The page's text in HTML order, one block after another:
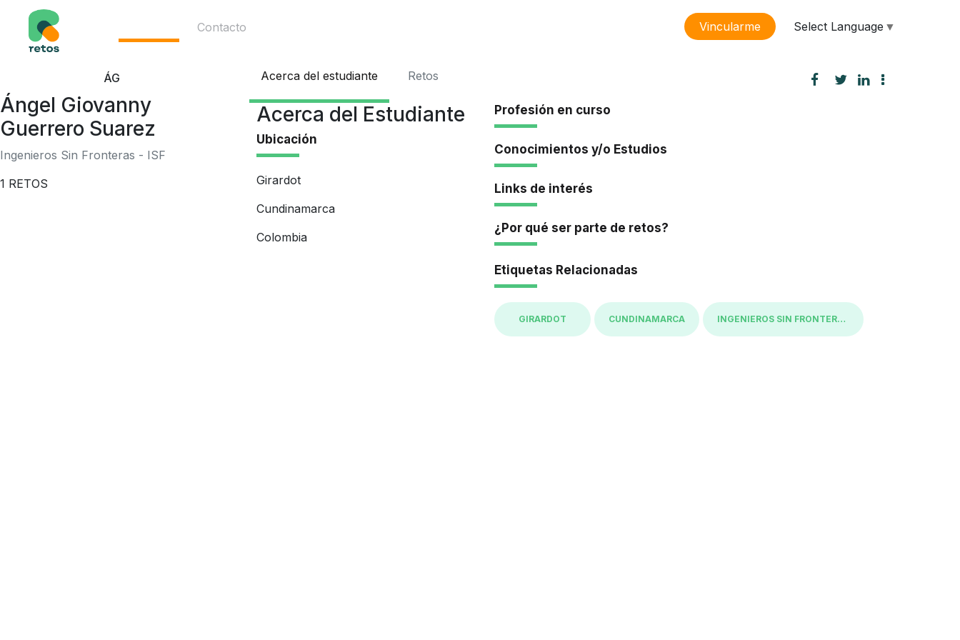
Contacto Vincularme Select Language ▼
ÁG
Ángel Giovanny
Guerrero Suarez
Ingenieros Sin Fronteras - ISF
1 RETOS
Acerca del estudiante Retos
Acerca del Estudiante
Ubicación
Girardot
Cundinamarca
Colombia
Profesión en curso
Conocimientos y/o Estudios
Links de interés
¿Por qué ser parte de retos?
Etiquetas Relacionadas
GIRARDOT CUNDINAMARCA INGENIEROS SIN FRONTERAS - ISF